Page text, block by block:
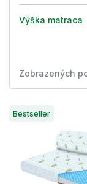
Výška matraca
Zobrazených
ý
Bestseller